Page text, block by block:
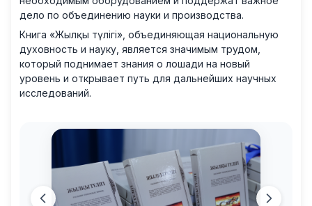
дело по объединению науки и производства.
Книга «Жылқы түлігі», объединяющая национальную
духовность и науку, является значимым трудом,
который поднимает знания о лошади на новый
уровень и открывает путь для дальнейших научных
исследований.